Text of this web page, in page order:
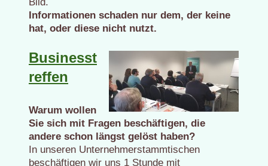
Informationen schaden nur dem, der keine
hat, oder diese nicht nutzt.
Businesst
reffen
Warum wollen
Sie sich mit Fragen beschäftigen, die
andere schon längst gelöst haben?
In unseren Unternehmerstammtischen
beschäftigen wir uns 1 Stunde mit